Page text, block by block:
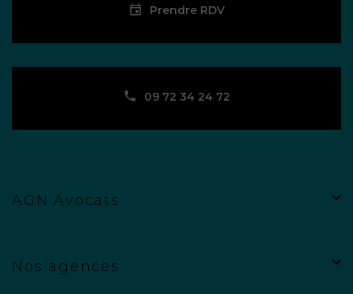
Prendre RDV
09 72 34 24 72
AGN Avocats
Nos agences